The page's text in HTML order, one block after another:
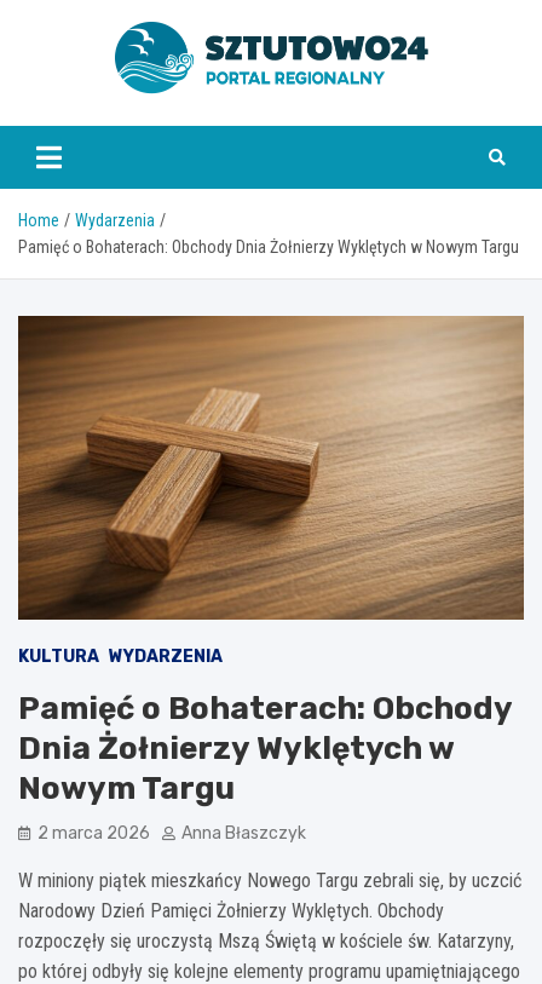
www.sztutowo24.pl
Home
Wydarzenia
Pamięć o Bohaterach: Obchody Dnia Żołnierzy Wyklętych w Nowym Targu
KULTURA WYDARZENIA
Pamięć o Bohaterach: Obchody
Dnia Żołnierzy Wyklętych w
Nowym Targu
2 marca 2026 Anna Błaszczyk
W miniony piątek mieszkańcy Nowego Targu zebrali się, by uczcić
Narodowy Dzień Pamięci Żołnierzy Wyklętych. Obchody
rozpoczęły się uroczystą Mszą Świętą w kościele św. Katarzyny,
po której odbyły się kolejne elementy programu upamiętniającego